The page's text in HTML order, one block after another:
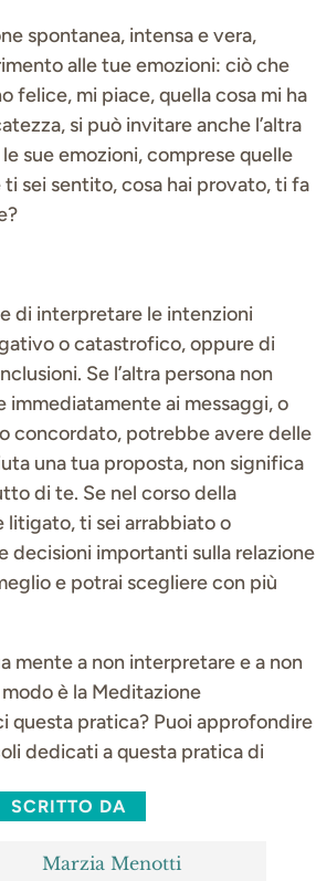
spontanea, intensa e vera,
alle tue emozioni: ciò che
felice, mi piace, quella cosa mi ha
si può invitare anche l’altra
sue emozioni, comprese quelle
sei sentito, cosa hai provato, ti fa
di interpretare le intenzioni
o catastrofico, oppure di
Se l’altra persona non
immediatamente ai messaggi, o
concordato, potrebbe avere delle
una tua proposta, non significa
di te. Se nel corso della
litigato, ti sei arrabbiato o
decisioni importanti sulla relazione
e potrai scegliere con più
mente a non interpretare e a non
è la Meditazione
questa pratica? Puoi approfondire
dedicati a questa pratica di
SCRITTO DA
Marzia Menotti